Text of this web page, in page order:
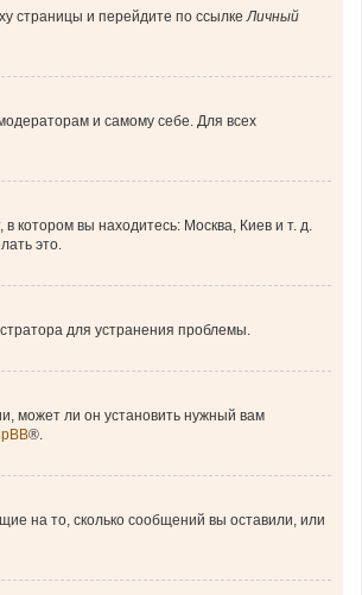
страницы и перейдите по ссылке Личный
и самому себе. Для всех
котором вы находитесь: Москва, Киев и т. д.
это.
для устранения проблемы.
может ли он установить нужный вам
®.
на то, сколько сообщений вы оставили, или